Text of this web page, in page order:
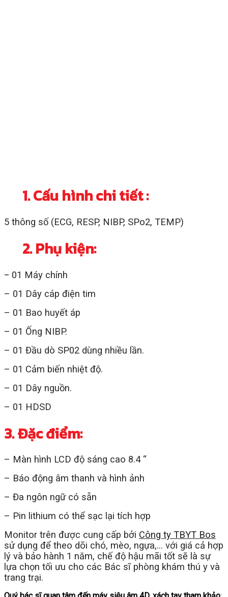
1. Cấu hình chi tiết :
5 thông số (ECG, RESP, NIBP, SPo2, TEMP)
2. Phụ kiện:
– 01 Máy chính
– 01 Dây cáp điện tim
– 01 Bao huyết áp
– 01 Ống NIBP.
– 01 Đầu dò SP02 dùng nhiều lần.
– 01 Cảm biến nhiệt độ.
– 01 Dây nguồn.
– 01 HDSD
3. Đặc điểm:
– Màn hình LCD độ sáng cao 8.4 “
– Báo động âm thanh và hình ảnh
– Đa ngôn ngữ có sẵn
– Pin lithium có thể sạc lại tích hợp
Monitor trên được cung cấp bởi Công ty TBYT Bos
sử dụng để theo dõi chó, mèo, ngựa,… với giá cả hợp
lý và bảo hành 1 năm, chế độ hậu mãi tốt sẽ là sự
lựa chọn tối ưu cho các Bác sĩ phòng khám thú y và
trang trại.